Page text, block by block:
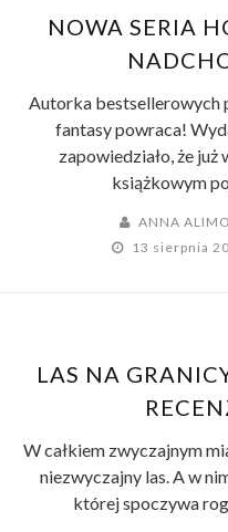
NOWA SERIA
Autorka bestsellerowych
fantasy powraca!
zapowiedziało, że
książkowym
ANNA
13 sierpnia
LAS NA
W całkiem zwyczajnym
niezwyczajny las. A w
której spoczywa